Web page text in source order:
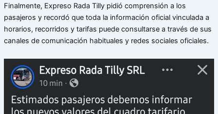
Finalmente, Expreso Rada Tilly pidió comprensión a los
pasajeros y recordó que toda la información oficial vinculada a
horarios, recorridos y tarifas puede consultarse a través de sus
canales de comunicación habituales y redes sociales oficiales.